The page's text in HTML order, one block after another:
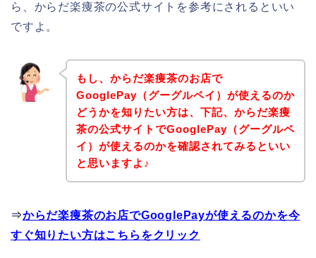
ら、からだ楽痩茶の公式サイトを参考にされるといい
ですよ。
もし、からだ楽痩茶のお店で
GooglePay（グーグルペイ）が使えるのか
どうかを知りたい方は、下記、からだ楽痩
茶の公式サイトでGooglePay（グーグルペ
イ）が使えるのかを確認されてみるといい
と思いますよ♪
⇒からだ楽痩茶のお店でGooglePayが使えるのかを今
すぐ知りたい方はこちらをクリック